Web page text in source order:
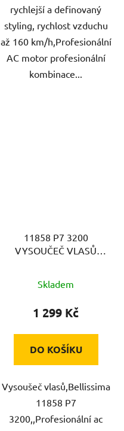
rychlejší a definovaný
styling, rychlost vzduchu
až 160 km/h,Profesionální
AC motor profesionální
kombinace...
11858 P7 3200
VYSOUČEČ VLASŮ
Skladem
1 299 Kč
DO KOŠÍKU
Vysoušeč vlasů,Bellissima
11858 P7
3200,,Profesionální ac